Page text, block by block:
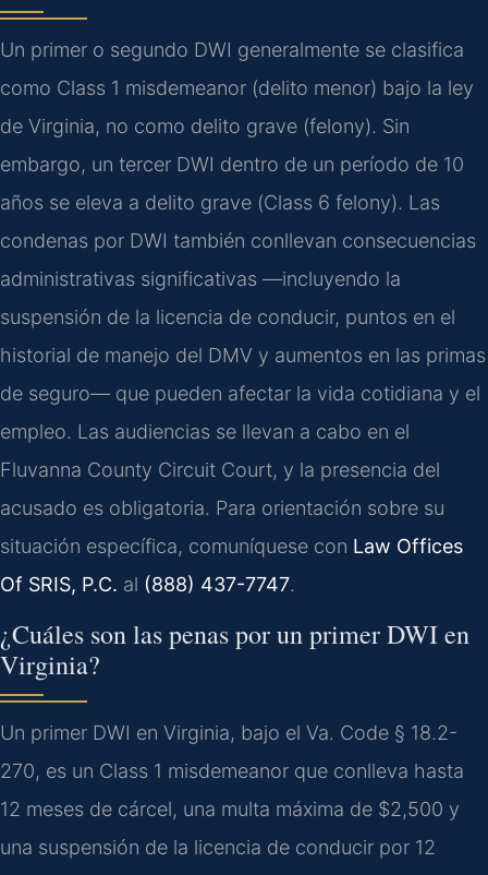
Un primer o segundo DWI generalmente se clasifica
como Class 1 misdemeanor (delito menor) bajo la ley
de Virginia, no como delito grave (felony). Sin
embargo, un tercer DWI dentro de un período de 10
años se eleva a delito grave (Class 6 felony). Las
condenas por DWI también conllevan consecuencias
administrativas significativas —incluyendo la
suspensión de la licencia de conducir, puntos en el
historial de manejo del DMV y aumentos en las primas
de seguro— que pueden afectar la vida cotidiana y el
empleo. Las audiencias se llevan a cabo en el
Fluvanna County Circuit Court, y la presencia del
acusado es obligatoria. Para orientación sobre su
situación específica, comuníquese con Law Offices
Of SRIS, P.C. al (888) 437-7747.
¿Cuáles son las penas por un primer DWI en
Virginia?
Un primer DWI en Virginia, bajo el Va. Code § 18.2-
270, es un Class 1 misdemeanor que conlleva hasta
12 meses de cárcel, una multa máxima de $2,500 y
una suspensión de la licencia de conducir por 12